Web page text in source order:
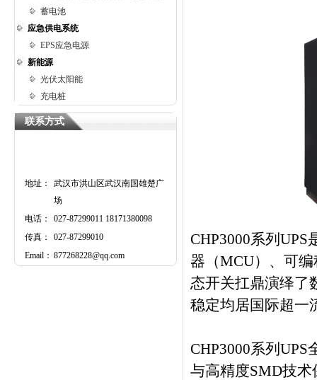
CHP3000系列
器（MCU）、可
态开关扛鼎演绎了
稳定均居国际超一
CHP3000系列
与高精度SMD技
蓄电池
应急供电系统
EPS应急电源
新能源
光伏太阳能
充电桩
联系方式
地址：
武汉市洪山区武汉南国雄楚广
场
电话：
027-87299011 18171380098
传真：
027-87299010
Email： 877268228@qq.com